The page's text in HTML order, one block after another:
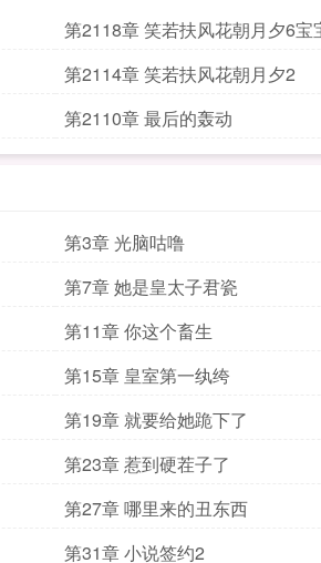
第2118章 笑若扶风花朝月夕6宝
结
第2114章 笑若扶风花朝月夕2
第2110章 最后的轰动
第3章 光脑咕噜
第7章 她是皇太子君瓷
第11章 你这个畜生
第15章 皇室第一纨绔
第19章 就要给她跪下了
第23章 惹到硬茬子了
第27章 哪里来的丑东西
第31章 小说签约2